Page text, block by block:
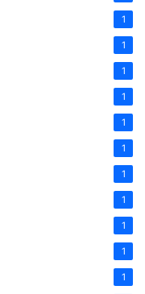
1
1
1
1
1
1
1
1
1
1
1